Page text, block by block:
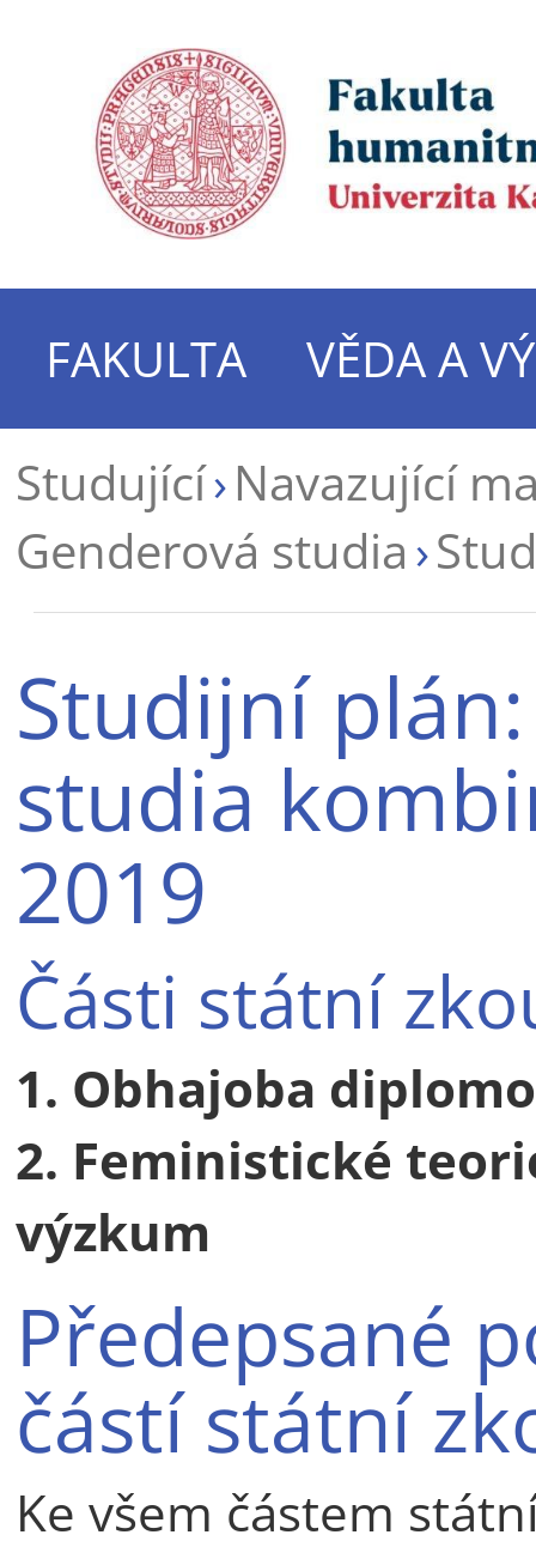
FAKULTA
VĚDA A
Studující Navazující
Genderová studia
Studijní
studia
2019
Části státní
1. Obhajoba
2. Feministické
výzkum
Předepsané
částí státní
Ke všem částem